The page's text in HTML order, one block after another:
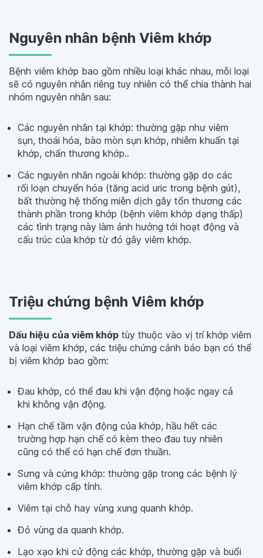
Nguyên nhân bệnh Viêm khớp
Bệnh viêm khớp bao gồm nhiều loại khác nhau, mỗi loại
sẽ có nguyên nhân riêng tuy nhiên có thể chia thành hai
nhóm nguyên nhân sau:
Các nguyên nhân tại khớp: thường gặp như viêm
sụn, thoái hóa, bào mòn sụn khớp, nhiễm khuẩn tại
khớp, chấn thương khớp..
Các nguyên nhân ngoài khớp: thường gặp do các
rối loạn chuyển hóa (tăng acid uric trong bệnh gút),
bất thường hệ thống miễn dịch gây tổn thương các
thành phần trong khớp (bệnh viêm khớp dạng thấp)
các tình trạng này làm ảnh hưởng tới hoạt động và
cấu trúc của khớp từ đó gây viêm khớp.
Triệu chứng bệnh Viêm khớp
Dấu hiệu của viêm khớp tùy thuộc vào vị trí khớp viêm
và loại viêm khớp, các triệu chứng cảnh báo bạn có thể
bị viêm khớp bao gồm:
Đau khớp, có thể đau khi vận động hoặc ngay cả
khi không vận động.
Hạn chế tầm vận động của khớp, hầu hết các
trường hợp hạn chế có kèm theo đau tuy nhiên
cũng có thể có hạn chế đơn thuần.
Sưng và cứng khớp: thường gặp trong các bệnh lý
viêm khớp cấp tính.
Viêm tại chỗ hay vùng xung quanh khớp.
Đỏ vùng da quanh khớp.
Lạo xạo khi cử động các khớp, thường gặp và buổi